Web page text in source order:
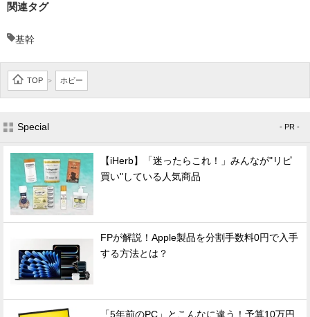
関連タグ
基幹
TOP > ホビー
Special - PR -
【iHerb】「迷ったらこれ！」みんなが"リピ
買い"している人気商品
FPが解説！Apple製品を分割手数料0円で入手
する方法とは？
「5年前のPC」とこんなに違う！予算10万円